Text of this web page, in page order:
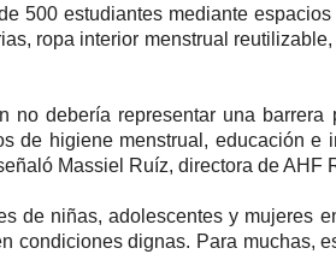
500 estudiantes mediante
ropa interior menstrual
no debería representar una
de higiene menstrual, educación
Massiel Ruíz, directora de AHF
de niñas, adolescentes y mujeres
condiciones dignas. Para muchas,